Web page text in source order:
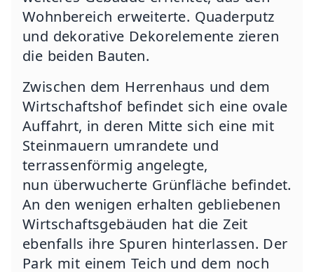
Wohnbereich erweiterte. Quaderputz
und dekorative Dekorelemente zieren
die beiden Bauten.
Zwischen dem Herrenhaus und dem
Wirtschaftshof befindet sich eine ovale
Auffahrt, in deren Mitte sich eine mit
Steinmauern umrandete und
terrassenförmig angelegte,
nun überwucherte Grünfläche befindet.
An den wenigen erhalten gebliebenen
Wirtschaftsgebäuden hat die Zeit
ebenfalls ihre Spuren hinterlassen. Der
Park mit einem Teich und dem noch